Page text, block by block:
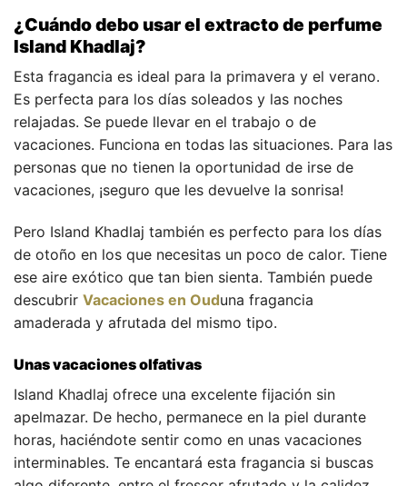
¿Cuándo debo usar el extracto de perfume
Island Khadlaj?
Esta fragancia es ideal para la primavera y el verano.
Es perfecta para los días soleados y las noches
relajadas. Se puede llevar en el trabajo o de
vacaciones. Funciona en todas las situaciones. Para las
personas que no tienen la oportunidad de irse de
vacaciones, ¡seguro que les devuelve la sonrisa!
Pero Island Khadlaj también es perfecto para los días
de otoño en los que necesitas un poco de calor. Tiene
ese aire exótico que tan bien sienta. También puede
descubrir Vacaciones en Ouduna fragancia
amaderada y afrutada del mismo tipo.
Unas vacaciones olfativas
Island Khadlaj ofrece una excelente fijación sin
apelmazar. De hecho, permanece en la piel durante
horas, haciéndote sentir como en unas vacaciones
interminables. Te encantará esta fragancia si buscas